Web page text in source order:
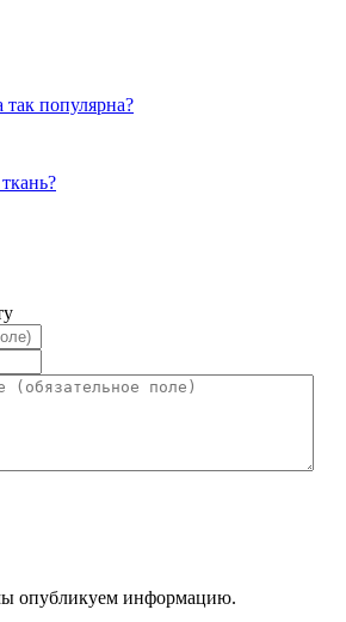
популярна?
опубликуем информацию.